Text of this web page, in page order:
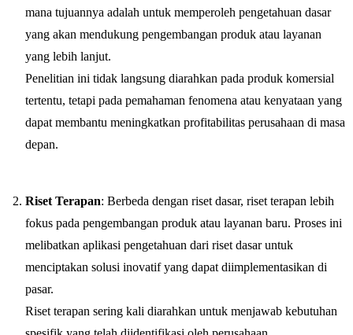
mana tujuannya adalah untuk memperoleh pengetahuan dasar
yang akan mendukung pengembangan produk atau layanan
yang lebih lanjut.
Penelitian ini tidak langsung diarahkan pada produk komersial
tertentu, tetapi pada pemahaman fenomena atau kenyataan yang
dapat membantu meningkatkan profitabilitas perusahaan di masa
depan.
Riset Terapan: Berbeda dengan riset dasar, riset terapan lebih
fokus pada pengembangan produk atau layanan baru. Proses ini
melibatkan aplikasi pengetahuan dari riset dasar untuk
menciptakan solusi inovatif yang dapat diimplementasikan di
pasar.
Riset terapan sering kali diarahkan untuk menjawab kebutuhan